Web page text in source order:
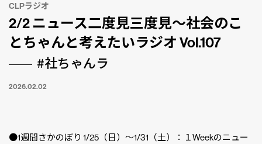
CLPラジオ
2/2 ニュース二度見三度見〜社会のこ
とちゃんと考えたいラジオ Vol.107
#社ちゃんラ
2026.02.02
●1週間さかのぼり 1/25（日）〜1/31（土）：１Weekのニュー